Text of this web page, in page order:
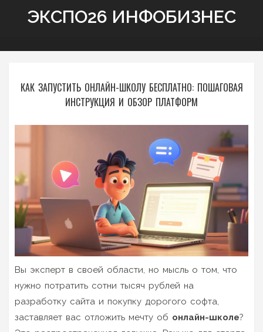
ЭКСПО26 ИНФОБИЗНЕС
КАК ЗАПУСТИТЬ ОНЛАЙН-ШКОЛУ БЕСПЛАТНО: ПОШАГОВАЯ
ИНСТРУКЦИЯ И ОБЗОР ПЛАТФОРМ
Вы эксперт в своей области, но мысль о том, что
нужно потратить сотни тысяч рублей на
разработку сайта и покупку дорогого софта,
заставляет вас отложить мечту об онлайн-школе?